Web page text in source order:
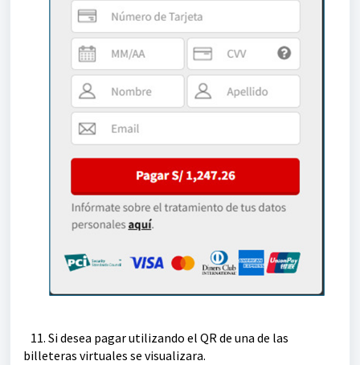
11. Si desea pagar utilizando el QR de una de las
billeteras virtuales se visualizara.